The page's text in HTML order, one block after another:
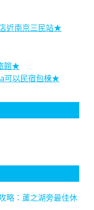
近南京三民站★
館★
可以民宿包棟★
略：蘆之湖旁最佳休